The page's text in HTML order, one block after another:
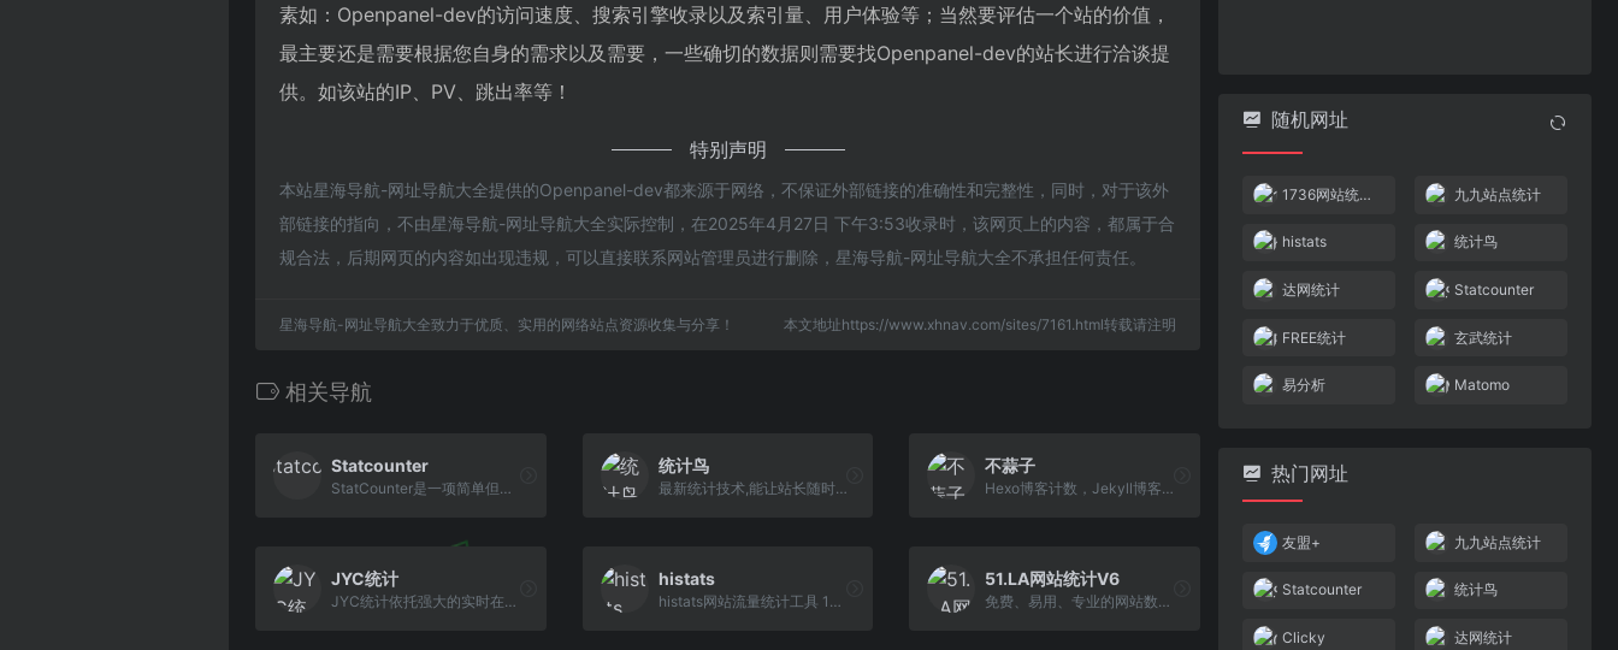
素如：Openpanel-dev的访问速度、搜索引擎收录以及索引量、用户体验等；当然要评估一个站的价值，
最主要还是需要根据您自身的需求以及需要，一些确切的数据则需要找Openpanel-dev的站长进行洽谈提
供。如该站的IP、PV、跳出率等！
特别声明
本站星海导航-网址导航大全提供的Openpanel-dev都来源于网络，不保证外部链接的准确性和完整性，同时，对于该外
部链接的指向，不由星海导航-网址导航大全实际控制，在2025年4月27日 下午3:53收录时，该网页上的内容，都属于合
规合法，后期网页的内容如出现违规，可以直接联系网站管理员进行删除，星海导航-网址导航大全不承担任何责任。
星海导航-网址导航大全致力于优质、实用的网络站点资源收集与分享！ 本文地址https://www.xhnav.com/sites/7161.html转载请注明
相关导航
Statcounter
StatCounter是一项简单但功能强大的实时网络分析服务，网站统计工具，可帮助您跟踪、分析和了解访客，以便您能够做出良好的决策，从而在网上取得更大的成功。
统计鸟
最新统计技术,能让站长随时看见站点状态，海量辅助功能满足站长各种需求，让站长更加方便快捷管理站点。
不蒜子
Hexo博客计数，Jekyll博客计数器，Octopress访问统计，GitHub Pages博客访问量统计，静态网站计数，静态博客计数，网站计数器，网站计数插件，博客计数器，WordPress计数插件, DedeCMS计数插件, Z-Blog计数器插件, Joomla计数器, emlog计数器, MediaWiki计数器
JYC统计
JYC统计依托强大的实时在线访客行为轨迹追踪功能为您全方位监测用户页面访问行为，它是集网站访问统计系统、用户行为分析系统、WEB访问审计系统、网络广告效果监 测系统等功能于一身的最佳WEB访问监测工具。
histats
histats网站流量统计工具 100% 免费， 无服务限制。
51.LA网站统计V6
免费、易用、专业的网站数据统计与营销分析平台，实时监测，精准洞察，专注用户行为分析，助力业务增长，提供更加精准全面的来路统计分析、数据报表可视化、网站 分析能力、事件分析和渠道追踪归因，助力网站持续增长和赋能决策，超过300万用户和开发者的信赖选择。
随机网址
1736网站统计流量分析平台 九九站点统计
histats 统计鸟
达网统计 Statcounter
FREE统计 玄武统计
易分析 Matomo
热门网址
友盟+ 九九站点统计
Statcounter 统计鸟
Clicky 达网统计